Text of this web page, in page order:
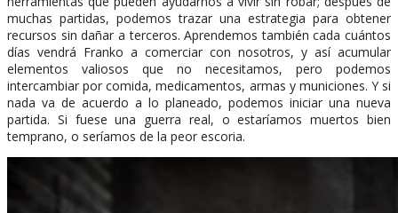
muchas partidas, podemos trazar una estrategia para obtener
recursos sin dañar a terceros. Aprendemos también cada cuántos
días vendrá Franko a comerciar con nosotros, y así acumular
elementos valiosos que no necesitamos, pero podemos
intercambiar por comida, medicamentos, armas y municiones. Y si
nada va de acuerdo a lo planeado, podemos iniciar una nueva
partida. Si fuese una guerra real, o estaríamos muertos bien
temprano, o seríamos de la peor escoria.